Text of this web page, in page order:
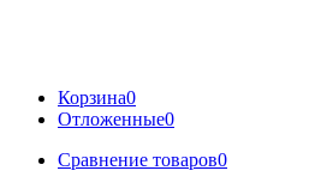
Корзина0
Отложенные0
Сравнение товаров0